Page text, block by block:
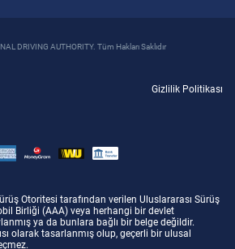
DRIVING AUTHORITY. Tüm Hakları Saklıdır
Gizlilik Politikası
Otoritesi tarafından verilen Uluslararası Sürüş
Birliği (AAA) veya herhangi bir devlet
ya da bunlara bağlı bir belge değildir.
olarak tasarlanmış olup, geçerli bir ulusal